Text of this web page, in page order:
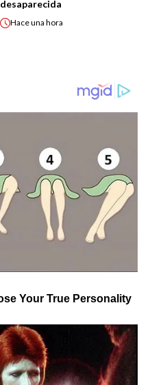
desaparecida
Haceuna hora